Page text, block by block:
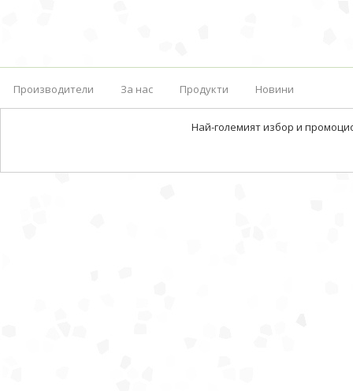
Производители За нас Продукти Новини
Най-големият избор и